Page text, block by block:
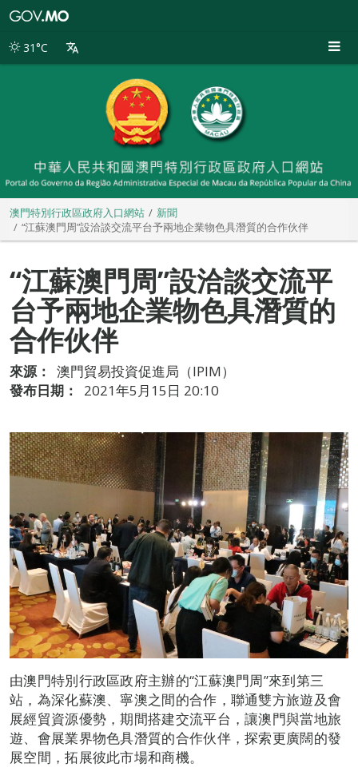
別
31°C
澳門特別行政區政府入口網站
新聞
“江蘇澳門周”設洽談交流平台予兩地企業物色具潛質的合作伙伴
“江蘇澳門周”設洽談交流平
台予兩地企業物色具潛質的
合作伙伴
來源：
澳門貿易投資促進局（IPIM）
發布日期：
2021年5月15日 20:10
由澳門特別行政區政府主辦的“江蘇澳門周”來到第三
站，為深化蘇澳、寧澳之間的合作，聯通雙方旅遊及會
展經貿資源優勢，期間搭建交流平台，讓澳門與當地旅
遊、會展業界物色具潛質的合作伙伴，探索更廣闊的發
展空間，拓展彼此市場和商機。